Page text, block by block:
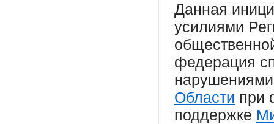
Данная
усилиями
федерация
Области при
поддержке